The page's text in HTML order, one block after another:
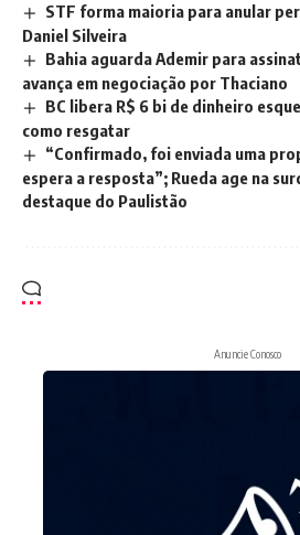
STF forma maioria para anular
Daniel Silveira
Bahia aguarda Ademir para
avança em negociação por Thaciano
BC libera R$ 6 bi de dinheiro
como resgatar
“Confirmado, foi enviada uma
espera a resposta”; Rueda age na
destaque do Paulistão
Anuncie Conosco